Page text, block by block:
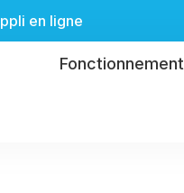
en ligne
Fonctionnement